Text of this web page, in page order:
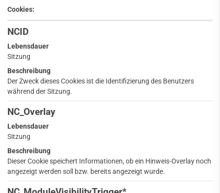
Cookies:
NCID
Lebensdauer
Sitzung
Beschreibung
Der Zweck dieses Cookies ist die Identifizierung des Benutzers
während der Sitzung.
NC_Overlay
Lebensdauer
Sitzung
Beschreibung
Dieser Cookie speichert Informationen, ob ein Hinweis-Overlay noch
angezeigt werden soll bzw. bereits angezeigt wurde.